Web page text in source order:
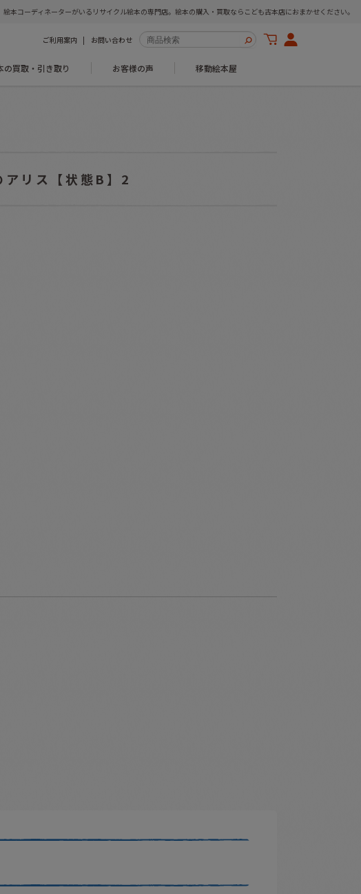
絵本コーディネーターがいるリサイクル絵本の専門店。絵本の購入・買取ならこども古本店におまかせください。
ご利用案内 お問い合わせ
の買取・引き取り お客様の声 移動絵本屋
リス【状態B】2